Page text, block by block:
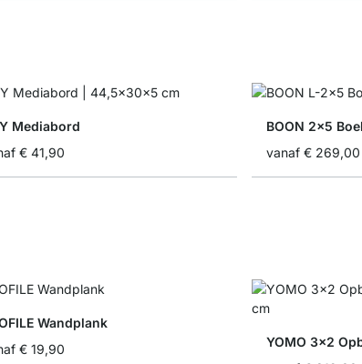
Mediabord
€ 41,90
BOON 2x5
vanaf € 269,00
Wandplank
€ 19,90
YOMO 3x2